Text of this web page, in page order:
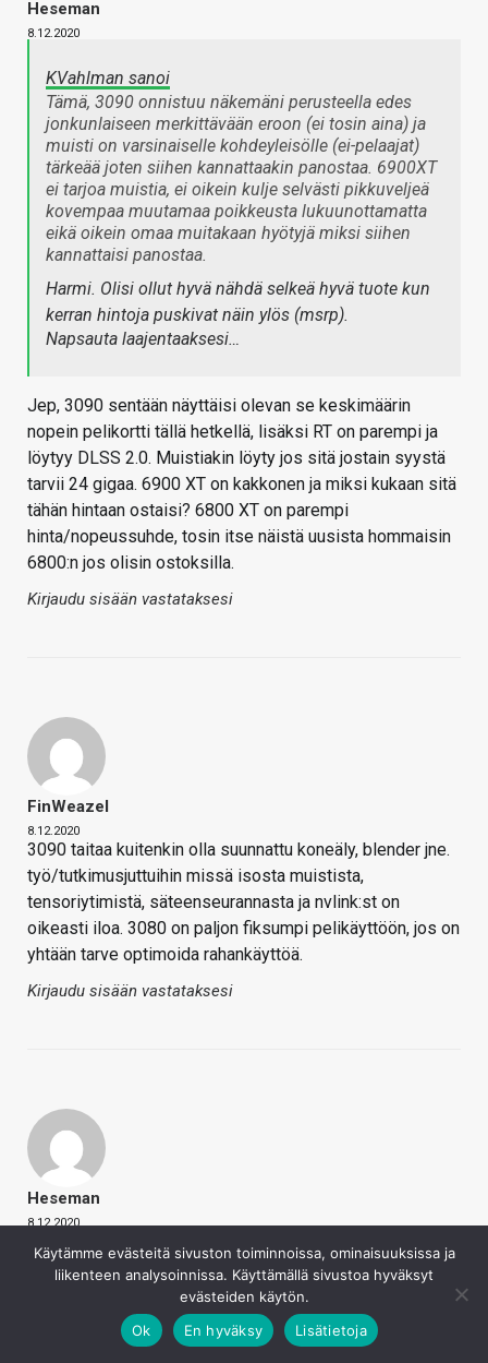
Heseman
8.12.2020
KVahlman sanoi
Tämä, 3090 onnistuu näkemäni perusteella edes
jonkunlaiseen merkittävään eroon (ei tosin aina) ja
muisti on varsinaiselle kohdeyleisölle (ei-pelaajat)
tärkeää joten siihen kannattaakin panostaa. 6900XT
ei tarjoa muistia, ei oikein kulje selvästi pikkuveljeä
kovempaa muutamaa poikkeusta lukuunottamatta
eikä oikein omaa muitakaan hyötyjä miksi siihen
kannattaisi panostaa.
Harmi. Olisi ollut hyvä nähdä selkeä hyvä tuote kun
kerran hintoja puskivat näin ylös (msrp).
Napsauta laajentaaksesi…
Jep, 3090 sentään näyttäisi olevan se keskimäärin
nopein pelikortti tällä hetkellä, lisäksi RT on parempi ja
löytyy DLSS 2.0. Muistiakin löyty jos sitä jostain syystä
tarvii 24 gigaa. 6900 XT on kakkonen ja miksi kukaan sitä
tähän hintaan ostaisi? 6800 XT on parempi
hinta/nopeussuhde, tosin itse näistä uusista hommaisin
6800:n jos olisin ostoksilla.
Kirjaudu sisään vastataksesi
FinWeazel
8.12.2020
3090 taitaa kuitenkin olla suunnattu koneäly, blender jne.
työ/tutkimusjuttuihin missä isosta muistista,
tensoriytimistä, säteenseurannasta ja nvlink:st on
oikeasti iloa. 3080 on paljon fiksumpi pelikäyttöön, jos on
yhtään tarve optimoida rahankäyttöä.
Kirjaudu sisään vastataksesi
Heseman
8.12.2020
finWeazel sanoi
3090 taitaa kuitenkin olla suunnattu koneäly, blender
jne. työ/tutkimusjuttuihin missä isosta muistista,
tensoriytimistä, säteenseurannasta ja nvlink:sta on
Käytämme evästeitä sivuston toiminnoissa, ominaisuuksissa ja
liikenteen analysoinnissa. Käyttämällä sivustoa hyväksyt
evästeiden käytön.
Ok
En hyväksy Lisätietoja